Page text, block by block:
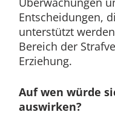
Entscheidungen,
unterstützt
Bereich der
Erziehung.
Auf wen würde
auswirken?